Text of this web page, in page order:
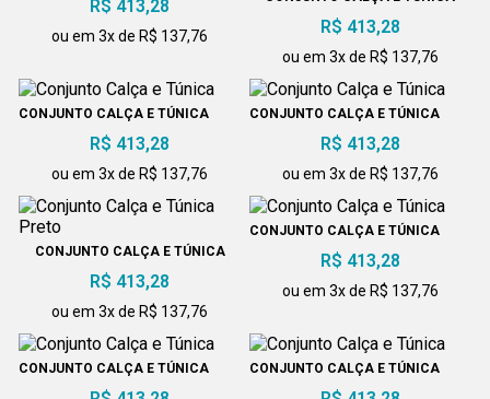
R$ 413,28
ou em 3x de R$ 137,76 R$ 413,28
ou em 3x de R$ 137,76
CONJUNTO CALÇA E TÚNICA
R$ 413,28
ou em 3x de R$ 137,76
CONJUNTO CALÇA E TÚNICA
R$ 413,28
ou em 3x de R$ 137,76
CONJUNTO CALÇA E TÚNICA
R$ 413,28
ou em 3x de R$ 137,76
CONJUNTO CALÇA E TÚNICA
R$ 413,28
ou em 3x de R$ 137,76
CONJUNTO CALÇA E TÚNICA CONJUNTO CALÇA E TÚNICA